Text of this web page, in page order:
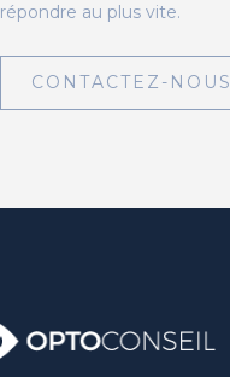
répondre au plus vite.
CONTACTEZ-NOUS